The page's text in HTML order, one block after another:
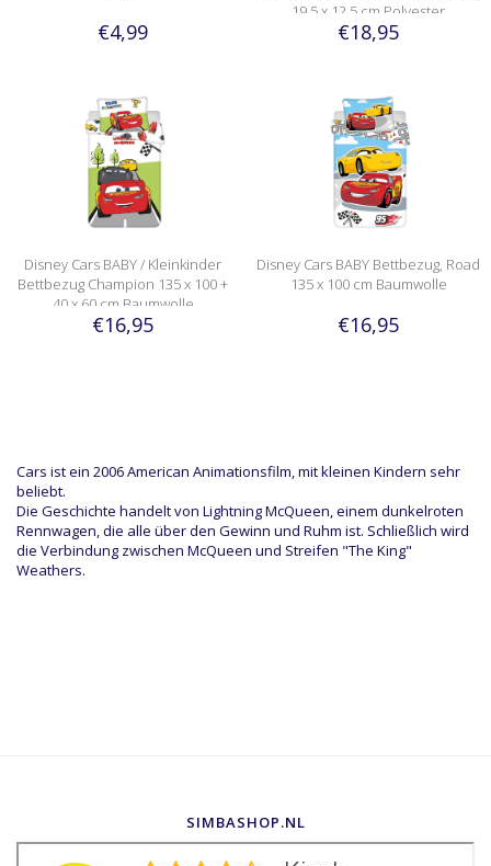
€4,99
19,5 x 12,5 cm Polyester
€18,95
Disney Cars BABY / Kleinkinder
Bettbezug Champion 135 x 100 +
40 x 60 cm Baumwolle
€16,95
Disney Cars BABY Bettbezug, Road
135 x 100 cm Baumwolle
€16,95
Cars ist ein 2006 American Animationsfilm, mit kleinen Kindern sehr
beliebt.
Die Geschichte handelt von Lightning McQueen, einem dunkelroten
Rennwagen, die alle über den Gewinn und Ruhm ist. Schließlich wird
die Verbindung zwischen McQueen und Streifen "The King"
Weathers.
SIMBASHOP.NL